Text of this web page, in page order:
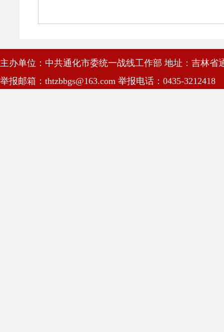
主办单位：中共通化市委统一战线工作部 地址：吉林省
举报邮箱：thtzbbgs@163.com 举报电话：0435-3212418